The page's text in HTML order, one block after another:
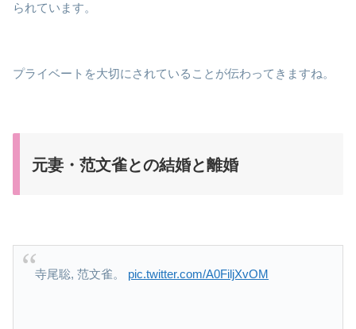
られています。
プライベートを大切にされていることが伝わってきますね。
元妻・范文雀との結婚と離婚
寺尾聡, 范文雀。 pic.twitter.com/A0FiljXvOM